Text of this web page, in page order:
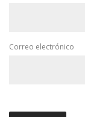
Correo electrónico